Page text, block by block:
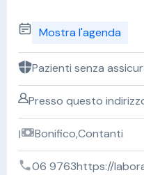
Mostra l'agenda
Pazienti senza
Presso questo
Bonifico,Contanti
06 9763https://